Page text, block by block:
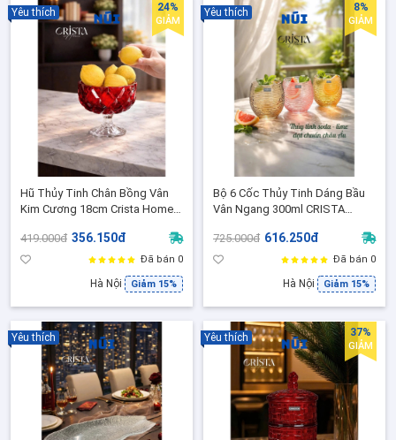
Hũ Thủy Tinh Chân Bồng Vân
Kim Cương 18cm Crista Home
Cây & Trang Trí Sang Trọng
60251
419.000đ 356.150đ
Đã bán 0
Hà Nội Giảm 15%
Yêu thích 24%
GIẢM
Bộ 6 Cốc Thủy Tinh Dáng Bầu
Vân Ngang 300ml CRISTA
Đẹp, Nhiều Màu Trend - 60254
725.000đ 616.250đ
Đã bán 0
Hà Nội Giảm 15%
Yêu thích 8%
GIẢM
Yêu thích Yêu thích 37%
GIẢM